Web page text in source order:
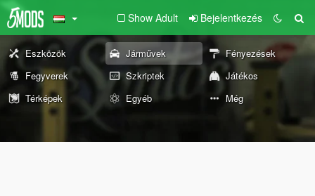
Show Adult Bejelentkezés
Eszközök Járművek
Fényezések
Fegyverek
Szkriptek
Játékos
Térképek
Egyéb Még